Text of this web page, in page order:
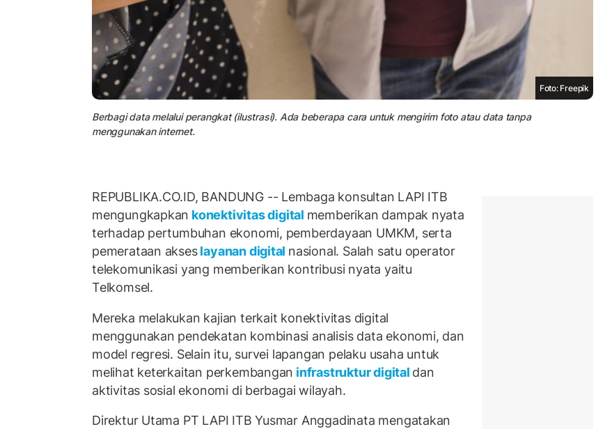
Foto: Freepik
Berbagi data melalui perangkat (ilustrasi). Ada beberapa cara untuk mengirim foto atau data tanpa
menggunakan internet.
REPUBLIKA.CO.ID, BANDUNG -- Lembaga konsultan LAPI ITB
mengungkapkan konektivitas digital memberikan dampak nyata
terhadap pertumbuhan ekonomi, pemberdayaan UMKM, serta
pemerataan akseslayanan digital nasional. Salah satu operator
telekomunikasi yang memberikan kontribusi nyata yaitu
Telkomsel.
Mereka melakukan kajian terkait konektivitas digital
menggunakan pendekatan kombinasi analisis data ekonomi, dan
model regresi. Selain itu, survei lapangan pelaku usaha untuk
melihat keterkaitan perkembangan infrastruktur digital dan
aktivitas sosial ekonomi di berbagai wilayah.
Direktur Utama PT LAPI ITB Yusmar Anggadinata mengatakan